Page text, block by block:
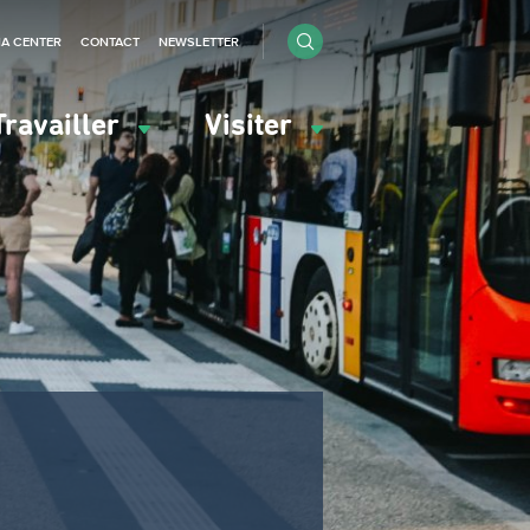
Visiter
CENTER CONTACT NEWSLETTER